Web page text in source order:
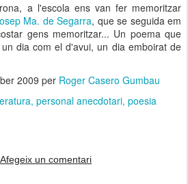
a l'escola ens van fer memoritzar
Ma. de Segarra, que se seguida em
gens memoritzar... Un poema que
dia com el d'avui, un dia emboirat de
2009 per Roger Casero Gumbau
personal anecdotari poesia
Afegeix un comentari